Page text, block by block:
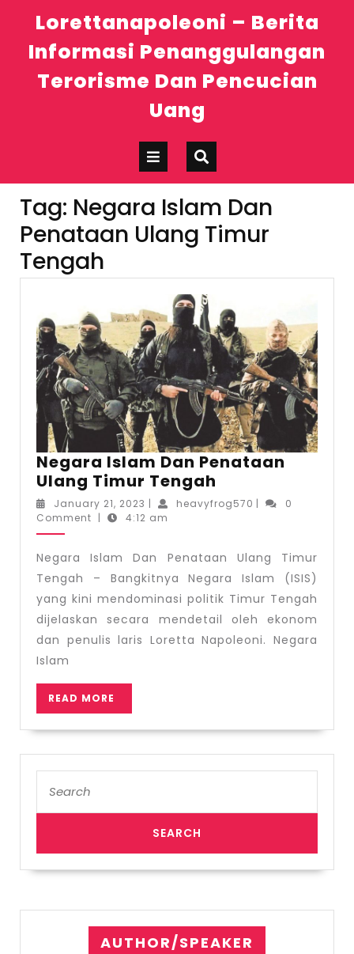
Lorettanapoleoni – Berita
Informasi Penanggulangan
Terorisme Dan Pencucian
Uang
Open
Button
Tag: Negara Islam Dan
Penataan Ulang Timur
Tengah
Negara Islam Dan Penataan
Ulang Timur Tengah
Islam
Ulang
Timur
Tengah
January 21, 2023 January
21,
| heavyfrog570 heavyfrog570
|
0
Comment | 4:12 am
Negara Islam Dan Penataan Ulang Timur
Tengah – Bangkitnya Negara Islam (ISIS)
yang kini mendominasi politik Timur Tengah
dijelaskan secara mendetail oleh ekonom
dan penulis laris Loretta Napoleoni. Negara
Islam
READ MORE
MORE
for:
AUTHOR/SPEAKER